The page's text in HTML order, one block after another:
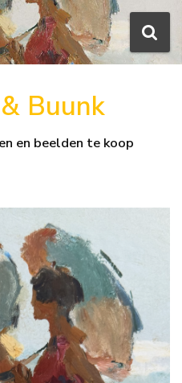
Buunk
en beelden te koop